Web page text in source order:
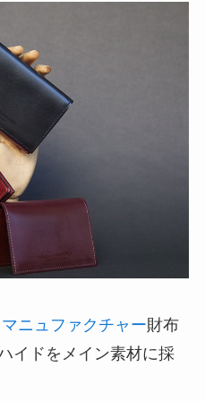
ニュファクチャー財布
イドをメイン素材に採